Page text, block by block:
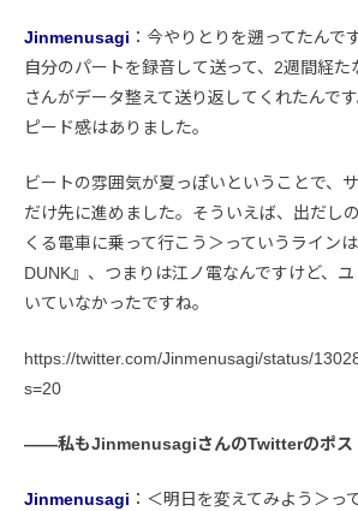
Jinmenusagi ：今やりとりを遡ってたんで
自分のパートを録音して送って、2週間経た
さんがデータ整えて送り返してくれたんで
ピード感はありました。
ビートの雰囲気が夏っぽいということで、
だけ先に進めました。そういえば、出だし
くる電車に乗って行こう＞っていうライン
DUNK』、つまりは江ノ電なんですけど、
いていなかったですね。
https://twitter.com/Jinmenusagi/status/
s=20
――私もJinmenusagiさんのTwitterのポス
Jinmenusagi ：＜明日を変えてみよう＞っ